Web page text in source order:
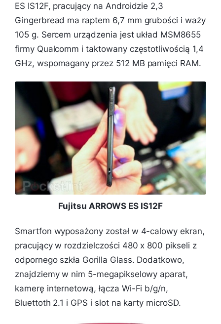
ES IS12F, pracujący na Androidzie 2,3
Gingerbread ma raptem 6,7 mm grubości i waży
105 g. Sercem urządzenia jest układ MSM8655
firmy Qualcomm i taktowany częstotliwością 1,4
GHz, wspomagany przez 512 MB pamięci RAM.
Fujitsu ARROWS ES IS12F
Smartfon wyposażony został w 4-calowy ekran,
pracujący w rozdzielczości 480 x 800 pikseli z
odpornego szkła Gorilla Glass. Dodatkowo,
znajdziemy w nim 5-megapikselowy aparat,
kamerę internetową, łącza Wi-Fi b/g/n,
Bluettoth 2.1 i GPS i slot na karty microSD.